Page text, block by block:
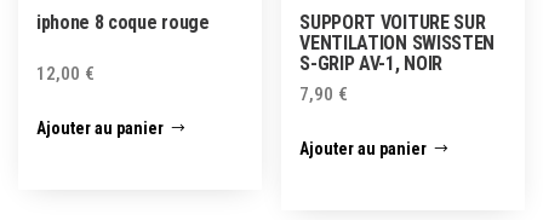
iphone 8 coque rouge
12,00 €
Ajouter au panier
SUPPORT VOITURE SUR
VENTILATION SWISSTEN
S-GRIP AV-1, NOIR
7,90 €
Ajouter au panier